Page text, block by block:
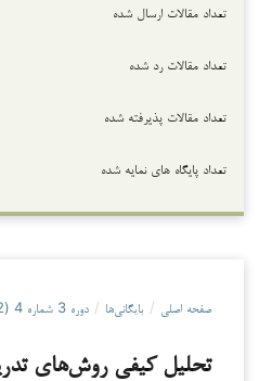
تعداد مقالات ارسال شده
تعداد مقالات رد شده
تعداد مقالات پذیرفته شده
تعداد پایگاه های نمایه شده
صفحه اصلی / بایگانی‌ها / دوره 3 شماره 4 (1402): پیاپی 12
تحلیل کیفی روش‌های